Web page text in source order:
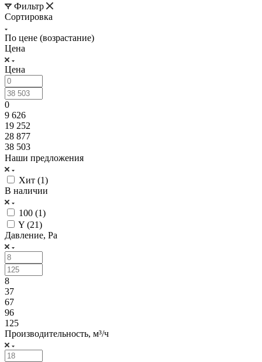
Фильтр
Сортировка
По цене (возрастание)
Цена
Цена
0
9 626
19 252
28 877
38 503
Наши предложения
Хит (1)
В наличии
100 (1)
Y (21)
Давление, Pa
8
37
67
96
125
Производительность, м³/ч